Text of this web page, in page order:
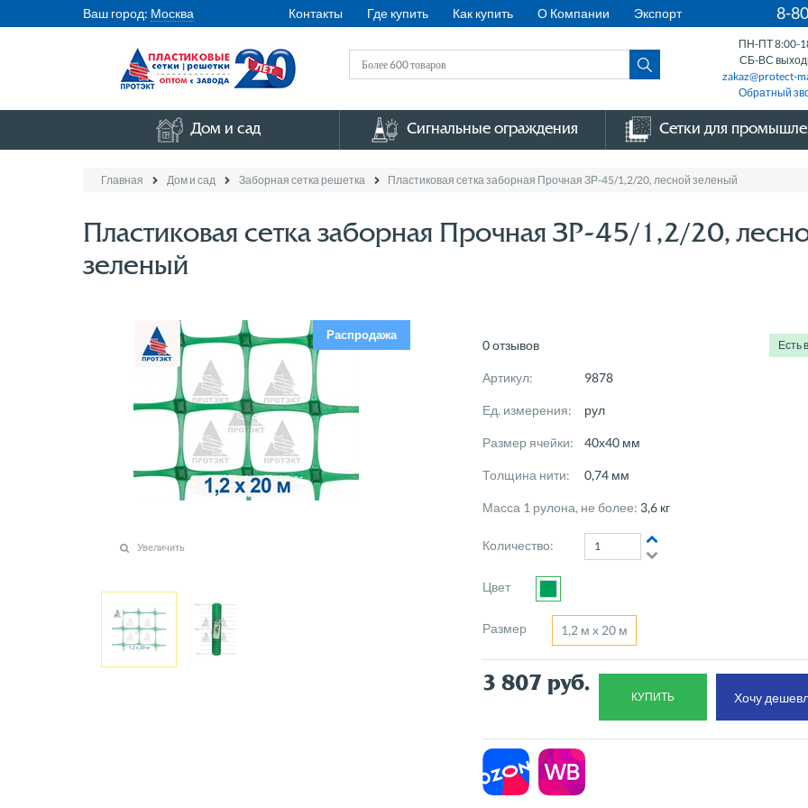
Ваш город: Москва Контакты Где купить Как купить О Компании Экспорт 8-
ПН-ПТ 8:00-
СБ-ВС
zakaz@protect-
Обратный
Дом и сад Сигнальные ограждения Сетки для
Главная Дом и сад Заборная сетка решетка Пластиковая сетка заборная Прочная ЗР-45/1,2/20, лесной зеленый
Пластиковая сетка заборная Прочная ЗР-45/1,2/20,
зеленый
Распродажа
Увеличить
Есть
0 отзывов
Артикул: 9878
Ед. измерения: рул
Размер ячейки: 40х40 мм
Толщина нити: 0,74 мм
Масса 1 рулона, не более: 3,6 кг
Количество:
Цвет
Размер 1,2 м х 20 м
3 807 руб.
КУПИТЬ Хочу